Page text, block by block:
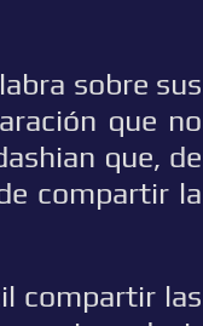
sobre sus
que no
que, de
compartir la
compartir las